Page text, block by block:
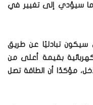
بحلول عام 2025، وهو ما سيؤدي إلى تغيير في
سيكون تبادليًا عن طريق
بقيمة أعلى من
مؤكدًا أن الطاقة تصل